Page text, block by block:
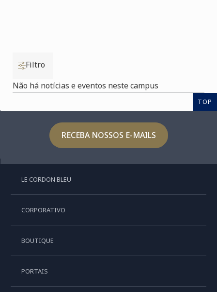
Filtro
Não há notícias e eventos neste campus
TOP
RECEBA NOSSOS E-MAILS
LE CORDON BLEU
CORPORATIVO
BOUTIQUE
PORTAIS